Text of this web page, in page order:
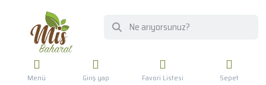
Menü Giriş yap Favori Listesi Sepet